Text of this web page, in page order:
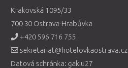
Krakovská 1095/33
700 30 Ostrava-Hrabůvka
+420 596 716 755
sekretariat@hotelovkaostrava.cz
Datová schránka: gakiu27